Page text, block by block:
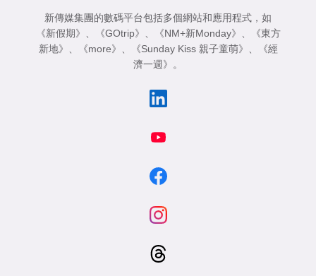
新傳媒集團的數碼平台包括多個網站和應用程式，如
《新假期》
《GOtrip》 《NM+新Monday》
《東方
新地》
《more》 《Sunday Kiss 親子童萌》
《經
濟一週》
。